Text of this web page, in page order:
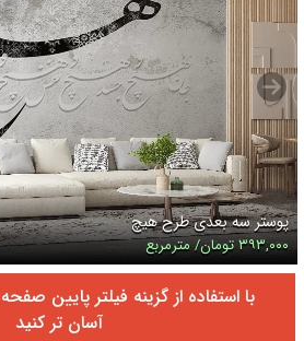
پوستر سه بعدی طرح هیچ
۳۹۳,۰۰۰ تومان/ مترمربع
با استفاده از گزینه فیلتر پایین
آسان تر کنید